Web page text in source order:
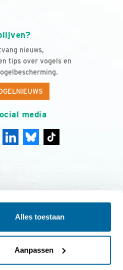
Alles toestaan
Aanpassen
nieuws,
tips over vogels en
media